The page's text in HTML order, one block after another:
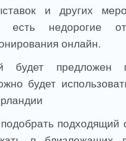
и других
есть недорогие
онлайн.
будет предложен
будет
подходящий